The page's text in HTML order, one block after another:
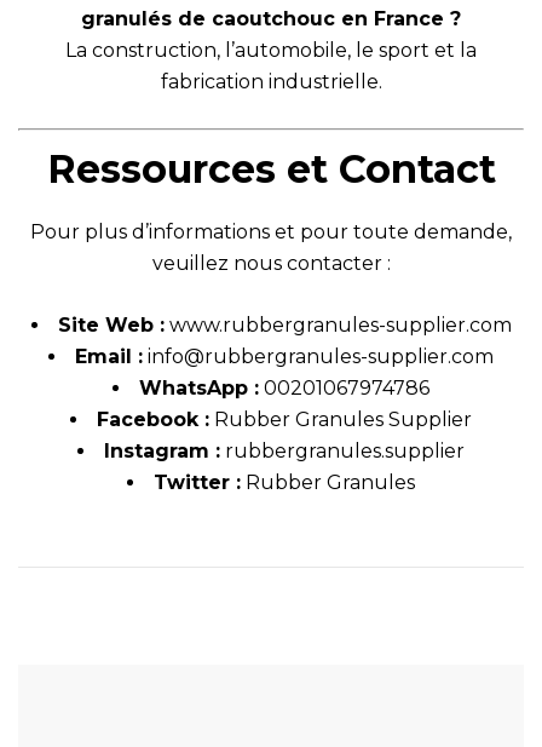
granulés de caoutchouc en France ?
La construction, l’automobile, le sport et la
fabrication industrielle.
Ressources et Contact
Pour plus d’informations et pour toute demande,
veuillez nous contacter :
Site Web : www.rubbergranules-supplier.com
Email : info@rubbergranules-supplier.com
WhatsApp : 00201067974786
Facebook : Rubber Granules Supplier
Instagram : rubbergranules.supplier
Twitter : Rubber Granules